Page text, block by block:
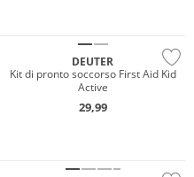
DEUTER
Kit di pronto soccorso First Aid Kid
Active
29,99